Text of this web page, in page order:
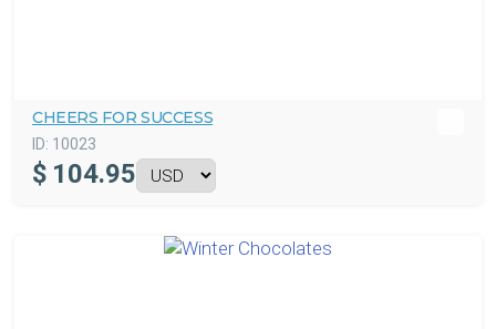
CHEERS FOR SUCCESS
ID: 10023
$ 104.95